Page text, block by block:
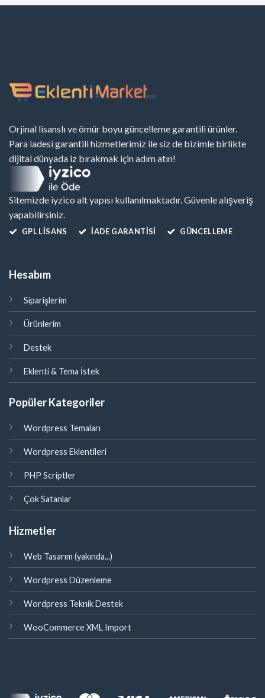
Orjinal lisanslı ve ömür boyu güncelleme garantili ürünler.
Para iadesi garantili hizmetlerimiz ile siz de bizimle birlikte
dijital dünyada iz bırakmak için adım atın!
Sitemizde iyzico alt yapısı kullanılmaktadır. Güvenle alışveriş
yapabilirsiniz.
GPL LISANS İADE GARANTİSİ GÜNCELLEME
Hesabım
Siparişlerim
Ürünlerim
Destek
Eklenti & Tema İstek
Popüler Kategoriler
Wordpress Temaları
Wordpress Eklentileri
PHP Scriptler
Çok Satanlar
Hizmetler
Web Tasarım (yakında...)
Wordpress Düzenleme
Wordpress Teknik Destek
WooCommerce XML Import